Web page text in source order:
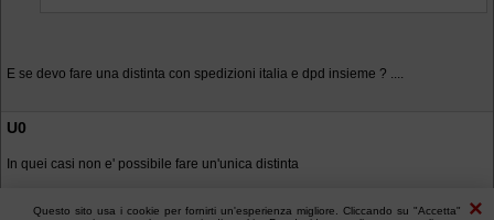
Questo sito usa i cookie per fornirti un'esperienza migliore. Cliccando su "Accetta"
E se devo fare una distinta con spedizioni italia e dpd insieme ? ....
U0
In quei casi non e' possibile fare un'unica distinta